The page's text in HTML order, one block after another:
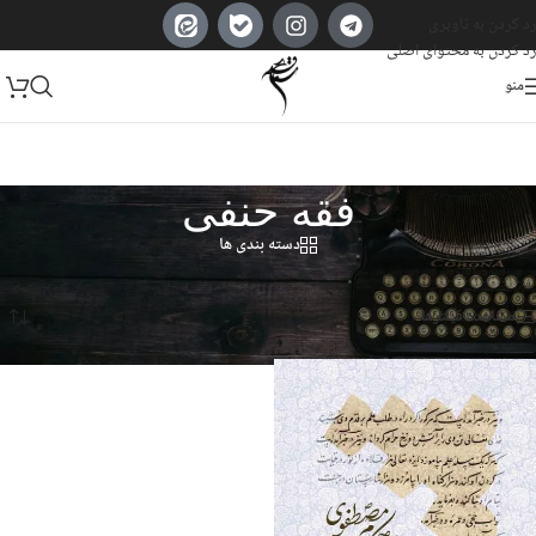
رد کردن به محتوای اصلی
منو
فقه حنفی
دسته بندی ها
خانه/Products tagged “فقه حنفی”
مشاهده فیلترها